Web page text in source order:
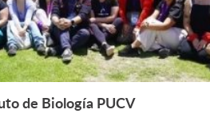
Leer Más +
de Biología PUCV